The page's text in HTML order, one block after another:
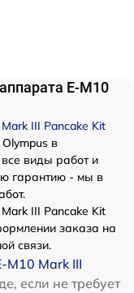
E-M10
III Pancake Kit
в
виды работ и
гарантию - мы в
III Pancake Kit
заказа на
связи.
M10 Mark III
если не требует